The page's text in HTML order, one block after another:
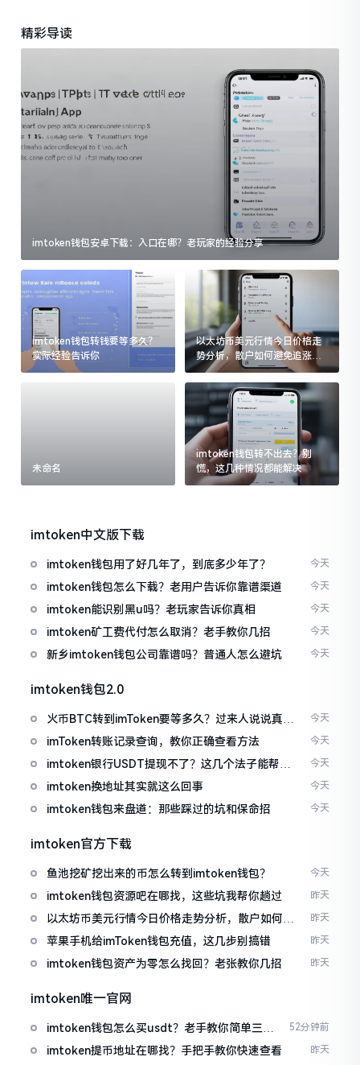
精彩导读
imtoken钱包安卓下载：入口在哪？老玩家的经验分享
imtoken钱包转钱要等多久？
实际经验告诉你
以太坊币美元行情今日价格走
势分析，散户如何避免追涨杀
跌被套牢
未命名
imtoken钱包转不出去？别
慌，这几种情况都能解决
imtoken中文版下载
imtoken钱包用了好几年了，到底多少年了？ 今天
imtoken钱包怎么下载？老用户告诉你靠谱渠道 今天
imtoken能识别黑u吗？老玩家告诉你真相 今天
imtoken矿工费代付怎么取消？老手教你几招 今天
新乡imtoken钱包公司靠谱吗？普通人怎么避坑 今天
imtoken钱包2.0
火币BTC转到imToken要等多久？过来人说说真实
情况
今天
imToken转账记录查询，教你正确查看方法 今天
imtoken银行USDT提现不了？这几个法子能帮你
搞定
今天
imtoken换地址其实就这么回事 今天
imtoken钱包来盘道：那些踩过的坑和保命招 今天
imtoken官方下载
鱼池挖矿挖出来的币怎么转到imtoken钱包？ 今天
imtoken钱包资源吧在哪找，这些坑我帮你趟过 昨天
以太坊币美元行情今日价格走势分析，散户如何避
免追涨杀跌被套牢
昨天
苹果手机给imToken钱包充值，这几步别搞错 昨天
imtoken钱包资产为零怎么找回？老张教你几招 昨天
imtoken唯一官网
imtoken钱包怎么买usdt？老手教你简单三步
搞定
52分钟前
imtoken提币地址在哪找？手把手教你快速查看 昨天